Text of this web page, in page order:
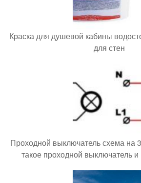
Краска для душевой кабины
для стен
Проходной выключатель схема на
такое проходной выключатель и